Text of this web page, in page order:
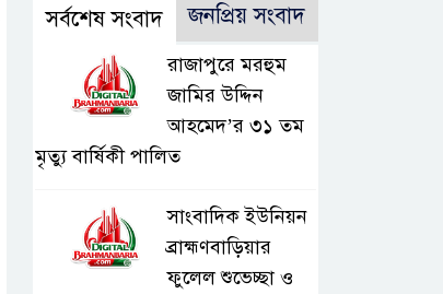
সর্বশেষ সংবাদ জনপ্রিয় সংবাদ
রাজাপুরে মরহুম
জামির উদ্দিন
আহমেদ’র ৩১ তম
মৃত্যু বার্ষিকী পালিত
সাংবাদিক ইউনিয়ন
ব্রাহ্মণবাড়িয়ার
ফুলেল শুভেচ্ছা ও